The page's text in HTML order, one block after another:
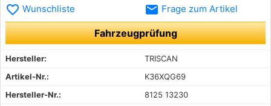
favorite_border Wunschliste email Frage zum Artikel
Fahrzeugprüfung
Hersteller:
TRISCAN
Artikel-Nr.:
K36XQG69
Hersteller-Nr.:
8125 13230